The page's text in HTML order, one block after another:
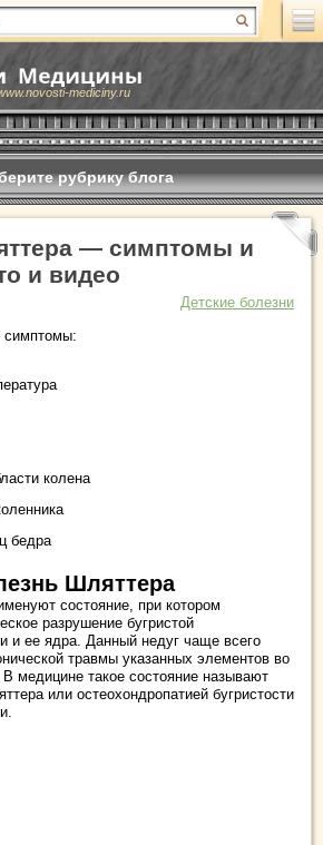
mediciny.ru
рубрику блога
— симптомы и
и видео
Детские болезни
колена
бедра
Шляттера
состояние, при котором
разрушение бугристой
и ее ядра. Данный недуг чаще всего
травмы указанных элементов во
медицине такое состояние называют
или остеохондропатией бугристости